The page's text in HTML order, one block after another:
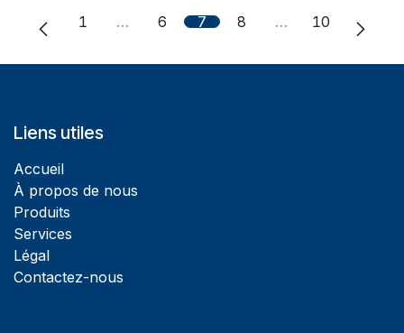
1 … 6 7 8 … 10
Liens utiles
Accueil
À propos de nous
Produits
Services
Légal
Contactez-nous